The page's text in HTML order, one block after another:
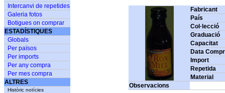
Intercanvi de repetides
Galeria fotos
Botigues on comprar
ESTADÍSTIQUES
Globals
Per països
Per imports
Per any compra
Per mes compra
ALTRES
Històric notícies
Fabricant
País
Col·lecció
Graduació
Capacitat
Data
Import
Repetida
Material
Observacions